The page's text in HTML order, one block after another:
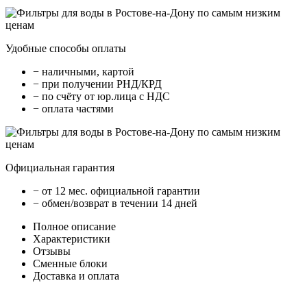
Удобные способы оплаты
− наличными, картой
− при получении РНД/КРД
− по счёту от юр.лица с НДС
− оплата частями
Официальная гарантия
− от 12 мес. официальной гарантии
− обмен/возврат в течении 14 дней
Полное описание
Характеристики
Отзывы
Сменные блоки
Доставка и оплата